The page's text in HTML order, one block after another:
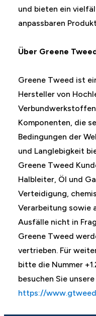
und bieten ein
anpassbaren
Über Greene
Greene Tweed ist
Hersteller von
Komponenten, die
Bedingungen der
und Langlebigkeit
Greene Tweed
Halbleiter, Öl und
Verteidigung,
Verarbeitung sowie
Ausfälle nicht in
Greene Tweed
vertrieben. Für
bitte die Nummer
besuchen Sie
https://